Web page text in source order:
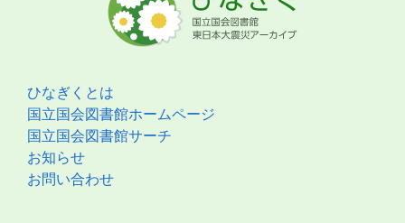
ひなぎくとは
国立国会図書館ホームページ
国立国会図書館サーチ
お知らせ
お問い合わせ